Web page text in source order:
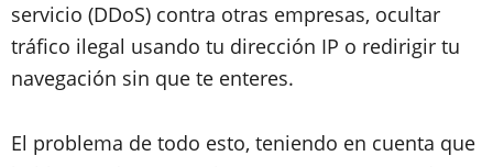
servicio (DDoS) contra otras empresas, ocultar
tráfico ilegal usando tu dirección IP o redirigir tu
navegación sin que te enteres.
El problema de todo esto, teniendo en cuenta que